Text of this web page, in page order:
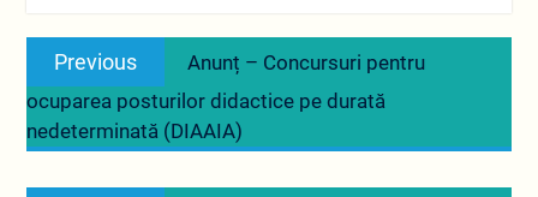
Navigare
articole
Previous
post:
Anunț – Concursuri pentru
ocuparea posturilor didactice pe durată
nedeterminată (DIAAIA)